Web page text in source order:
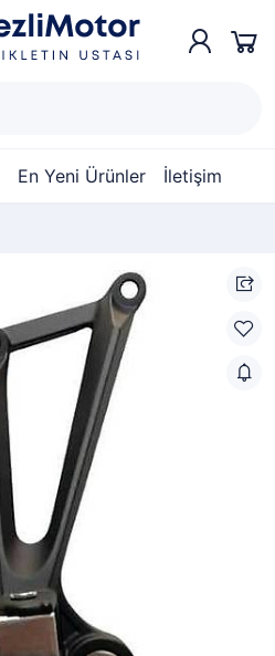
En Yeni Ürünler İletişim